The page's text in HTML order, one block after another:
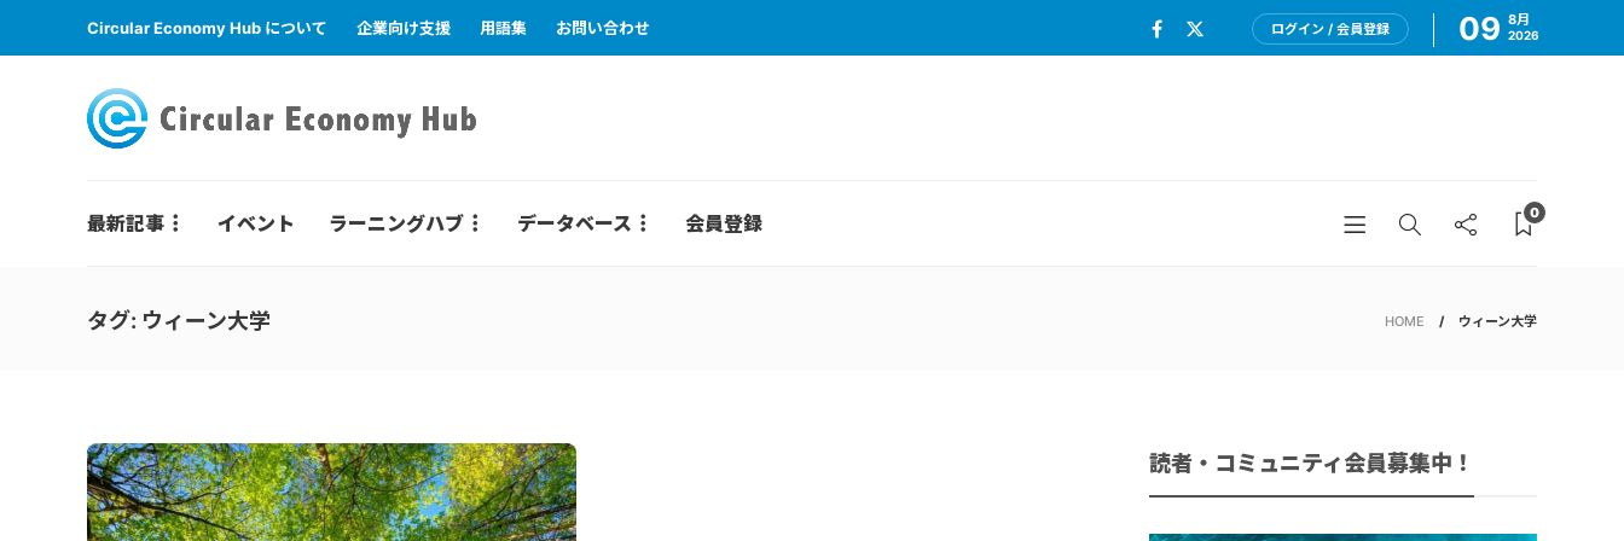
Circular Economy Hub について 企業向け支援 用語集 お問い合わせ ログイン / 会員登録 09 8月
2026
最新記事 イベント ラーニングハブ データベース 会員登録 0
タグ: ウィーン大学 HOME ウィーン大学
読者・コミュニティ会員募集中！